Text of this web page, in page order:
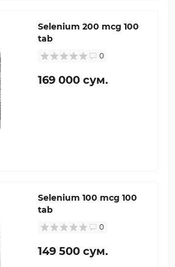
Selenium 200 mcg 100
tab
0
169 000 сум.
Selenium 100 mcg 100
tab
0
149 500 сум.